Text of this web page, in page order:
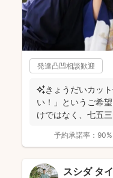
発達凸凹相談歓迎
✨きょうだいカッ
い！」というご希
けではなく、七五
予約承諾率： 90%
スシダ タ